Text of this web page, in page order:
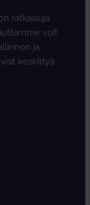
ratkaisuja
voit
ja
keskittyä